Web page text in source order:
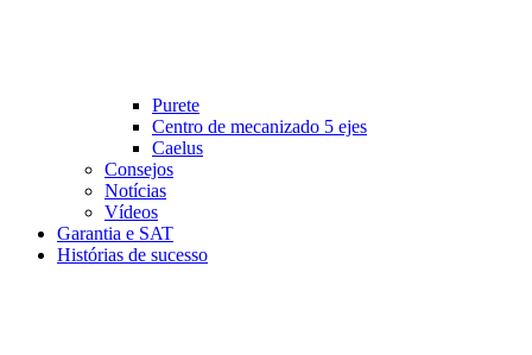
Purete
Centro de mecanizado 5 ejes
Caelus
Consejos
Notícias
Vídeos
Garantia e SAT
Histórias de sucesso